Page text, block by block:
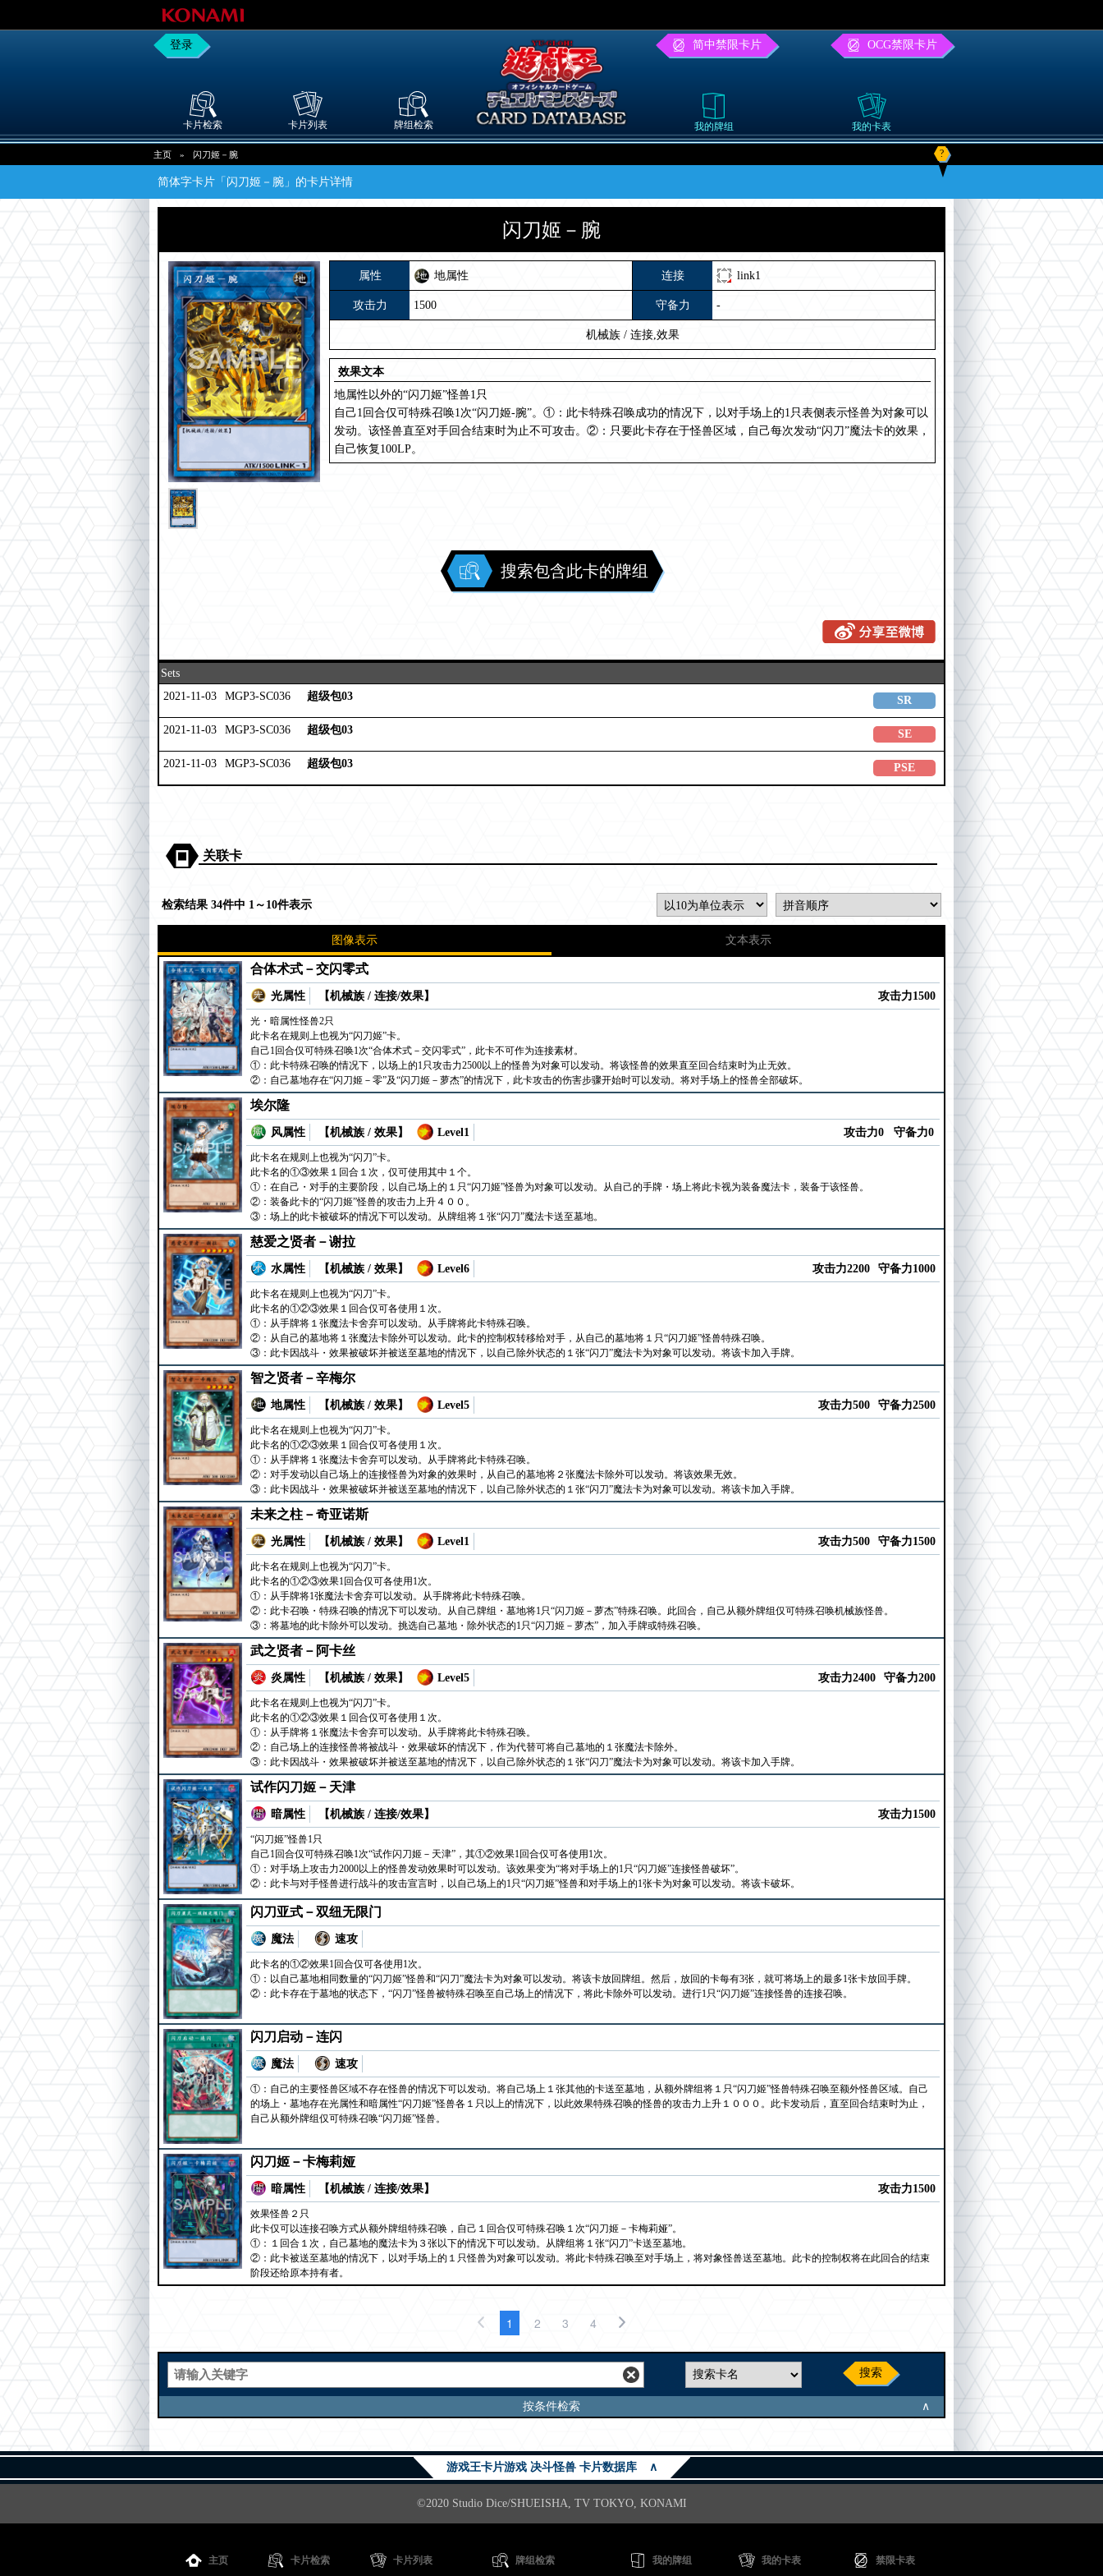
登录 简中禁限卡片 OCG禁限卡片
卡片检索 卡片列表 牌组检索 我的牌组 我的卡表
主页 » 闪刀姬－腕 ?
简体字卡片「闪刀姬－腕」的卡片详情
闪刀姬－腕
属性 地属性 连接 link1
攻击力 1500 守备力 -
机械族 / 连接,效果
效果文本
地属性以外的“闪刀姬”怪兽1只
自己1回合仅可特殊召唤1次“闪刀姬-腕”。①：此卡特殊召唤成功的情况下，以对手场上的1只表侧表示怪兽为对象可以
发动。该怪兽直至对手回合结束时为止不可攻击。②：只要此卡存在于怪兽区域，自己每次发动“闪刀”魔法卡的效果，
自己恢复100LP。
搜索包含此卡的牌组
Sets
2021-11-03
MGP3-SC036 超级包03 SR
2021-11-03 MGP3-SC036 超级包03 SE
2021-11-03 MGP3-SC036 超级包03 PSE
关联卡
检索结果 34件中 1～10件表示
图像表示 文本表示
合体术式－交闪零式
光属性 【机械族 / 连接/效果】 攻击力1500
光・暗属性怪兽2只
此卡名在规则上也视为“闪刀姬”卡。
自己1回合仅可特殊召唤1次“合体术式－交闪零式”，此卡不可作为连接素材。
①：此卡特殊召唤的情况下，以场上的1只攻击力2500以上的怪兽为对象可以发动。将该怪兽的效果直至回合结束时为止无效。
②：自己墓地存在“闪刀姬－零”及“闪刀姬－萝杰”的情况下，此卡攻击的伤害步骤开始时可以发动。将对手场上的怪兽全部破坏。
埃尔隆
风属性 【机械族 / 效果】 Level1 攻击力0 守备力0
此卡名在规则上也视为“闪刀”卡。
此卡名的①③效果１回合１次，仅可使用其中１个。
①：在自己・对手的主要阶段，以自己场上的１只“闪刀姬”怪兽为对象可以发动。从自己的手牌・场上将此卡视为装备魔法卡，装备于该怪兽。
②：装备此卡的“闪刀姬”怪兽的攻击力上升４００。
③：场上的此卡被破坏的情况下可以发动。从牌组将１张“闪刀”魔法卡送至墓地。
慈爱之贤者－谢拉
水属性 【机械族 / 效果】 Level6 攻击力2200 守备力1000
此卡名在规则上也视为“闪刀”卡。
此卡名的①②③效果１回合仅可各使用１次。
①：从手牌将１张魔法卡舍弃可以发动。从手牌将此卡特殊召唤。
②：从自己的墓地将１张魔法卡除外可以发动。此卡的控制权转移给对手，从自己的墓地将１只“闪刀姬”怪兽特殊召唤。
③：此卡因战斗・效果被破坏并被送至墓地的情况下，以自己除外状态的１张“闪刀”魔法卡为对象可以发动。将该卡加入手牌。
智之贤者－辛梅尔
地属性 【机械族 / 效果】 Level5 攻击力500 守备力2500
此卡名在规则上也视为“闪刀”卡。
此卡名的①②③效果１回合仅可各使用１次。
①：从手牌将１张魔法卡舍弃可以发动。从手牌将此卡特殊召唤。
②：对手发动以自己场上的连接怪兽为对象的效果时，从自己的墓地将２张魔法卡除外可以发动。将该效果无效。
③：此卡因战斗・效果被破坏并被送至墓地的情况下，以自己除外状态的１张“闪刀”魔法卡为对象可以发动。将该卡加入手牌。
未来之柱－奇亚诺斯
光属性 【机械族 / 效果】 Level1 攻击力500 守备力1500
此卡名在规则上也视为“闪刀”卡。
此卡名的①②③效果1回合仅可各使用1次。
①：从手牌将1张魔法卡舍弃可以发动。从手牌将此卡特殊召唤。
②：此卡召唤・特殊召唤的情况下可以发动。从自己牌组・墓地将1只“闪刀姬－萝杰”特殊召唤。此回合，自己从额外牌组仅可特殊召唤机械族怪兽。
③：将墓地的此卡除外可以发动。挑选自己墓地・除外状态的1只“闪刀姬－萝杰”，加入手牌或特殊召唤。
武之贤者－阿卡丝
炎属性 【机械族 / 效果】 Level5 攻击力2400 守备力200
此卡名在规则上也视为“闪刀”卡。
此卡名的①②③效果１回合仅可各使用１次。
①：从手牌将１张魔法卡舍弃可以发动。从手牌将此卡特殊召唤。
②：自己场上的连接怪兽将被战斗・效果破坏的情况下，作为代替可将自己墓地的１张魔法卡除外。
③：此卡因战斗・效果被破坏并被送至墓地的情况下，以自己除外状态的１张“闪刀”魔法卡为对象可以发动。将该卡加入手牌。
试作闪刀姬－天津
暗属性 【机械族 / 连接/效果】 攻击力1500
“闪刀姬”怪兽1只
自己1回合仅可特殊召唤1次“试作闪刀姬－天津”，其①②效果1回合仅可各使用1次。
①：对手场上攻击力2000以上的怪兽发动效果时可以发动。该效果变为“将对手场上的1只“闪刀姬”连接怪兽破坏”。
②：此卡与对手怪兽进行战斗的攻击宣言时，以自己场上的1只“闪刀姬”怪兽和对手场上的1张卡为对象可以发动。将该卡破坏。
闪刀亚式－双纽无限门
魔法 速攻
此卡名的①②效果1回合仅可各使用1次。
①：以自己墓地相同数量的“闪刀姬”怪兽和“闪刀”魔法卡为对象可以发动。将该卡放回牌组。然后，放回的卡每有3张，就可将场上的最多1张卡放回手牌。
②：此卡存在于墓地的状态下，“闪刀”怪兽被特殊召唤至自己场上的情况下，将此卡除外可以发动。进行1只“闪刀姬”连接怪兽的连接召唤。
闪刀启动－连闪
魔法 速攻
①：自己的主要怪兽区域不存在怪兽的情况下可以发动。将自己场上１张其他的卡送至墓地，从额外牌组将１只“闪刀姬”怪兽特殊召唤至额外怪兽区域。自己
的场上・墓地存在光属性和暗属性“闪刀姬”怪兽各１只以上的情况下，以此效果特殊召唤的怪兽的攻击力上升１０００。此卡发动后，直至回合结束时为止，
自己从额外牌组仅可特殊召唤“闪刀姬”怪兽。
闪刀姬－卡梅莉娅
暗属性 【机械族 / 连接/效果】 攻击力1500
效果怪兽２只
此卡仅可以连接召唤方式从额外牌组特殊召唤，自己１回合仅可特殊召唤１次“闪刀姬－卡梅莉娅”。
①：１回合１次，自己墓地的魔法卡为３张以下的情况下可以发动。从牌组将１张“闪刀”卡送至墓地。
②：此卡被送至墓地的情况下，以对手场上的１只怪兽为对象可以发动。将此卡特殊召唤至对手场上，将对象怪兽送至墓地。此卡的控制权将在此回合的结束
阶段还给原本持有者。
1 2 3 4
搜索
按条件检索 ∧
游戏王卡片游戏 决斗怪兽 卡片数据库 ∧
©2020 Studio Dice/SHUEISHA, TV TOKYO, KONAMI
主页 卡片检索 卡片列表 牌组检索 我的牌组 我的卡表 禁限卡表